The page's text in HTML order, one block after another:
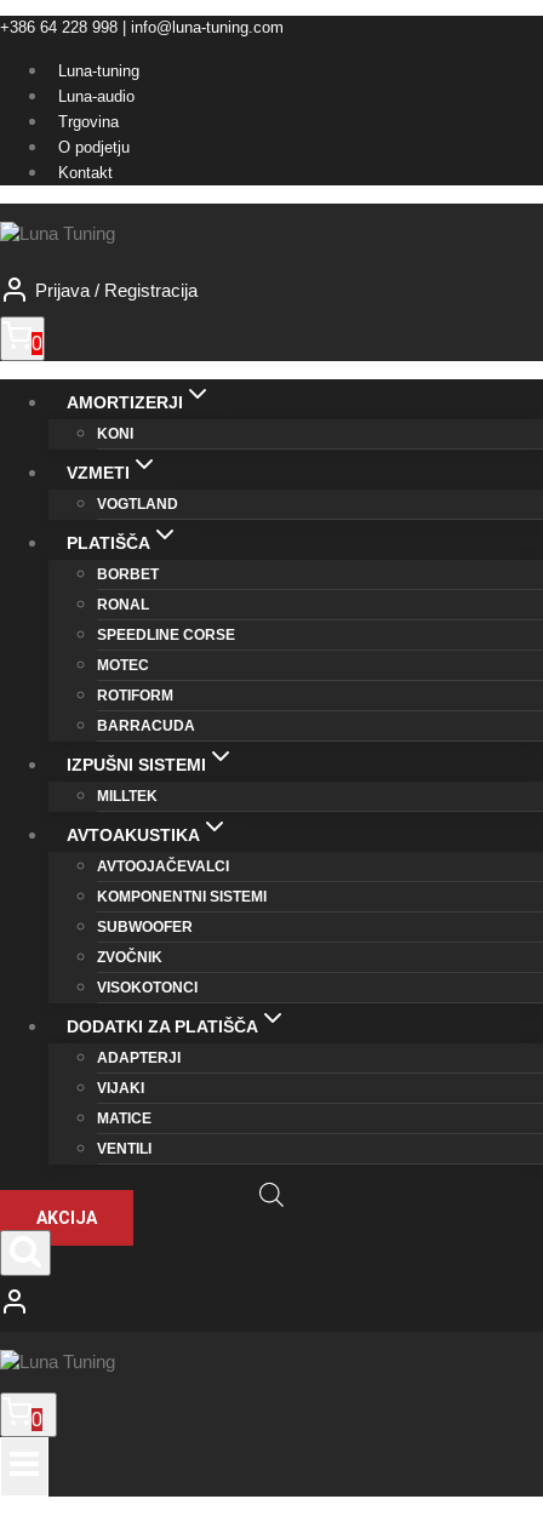
Skip
content
+386 64 228 998 | info@luna-tuning.com
Luna-tuning
Luna-audio
Trgovina
O podjetju
Kontakt
Prijava / Registracija
0
AMORTIZERJI
KONI
VZMETI
VOGTLAND
PLATIŠČA
BORBET
RONAL
SPEEDLINE CORSE
MOTEC
ROTIFORM
BARRACUDA
IZPUŠNI SISTEMI
MILLTEK
AVTOAKUSTIKA
AVTOOJAČEVALCI
KOMPONENTNI SISTEMI
SUBWOOFER
ZVOČNIK
VISOKOTONCI
DODATKI ZA PLATIŠČA
ADAPTERJI
VIJAKI
MATICE
VENTILI
AKCIJA
0